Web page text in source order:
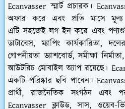
Ecanvasser স্মার্ট প্রচারক।
অফার করে এবং প্রতি মাসে
এটি সহজেই লগ ইন করে এবং
ডাটাবেস, ম্যাপিং কার্যকারিতা,
গোপনীয়তা ড্যাশবোর্ড, সমীক্ষা
আউটরিচ মোবাইল অ্যাপ রয়েছে।
একটি পরিষ্কার ছবি পাবেন।
প্রার্থী, রাজনৈতিক সংগঠন এবং
Ecanvasser ক্লাউড, সাস, ওয়েব-